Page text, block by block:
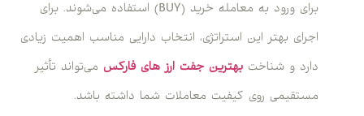
برای ورود به معامله خرید (BUY) استفاده می‌شوند. برای
اجرای بهتر این استراتژی، انتخاب دارایی مناسب اهمیت زیادی
دارد و شناخت بهترین جفت ارز های فارکس می‌تواند تأثیر
مستقیمی روی کیفیت معاملات شما داشته باشد.